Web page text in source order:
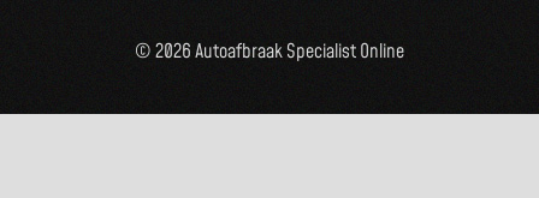
© 2026 Autoafbraak Specialist Online